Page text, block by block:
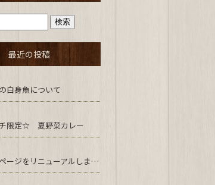
最近の投稿
白身魚について
限定☆ 夏野菜カレー
ホームページをリニューアルしました！